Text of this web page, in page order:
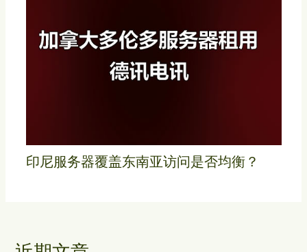
印尼服务器覆盖东南亚访问是否均衡？